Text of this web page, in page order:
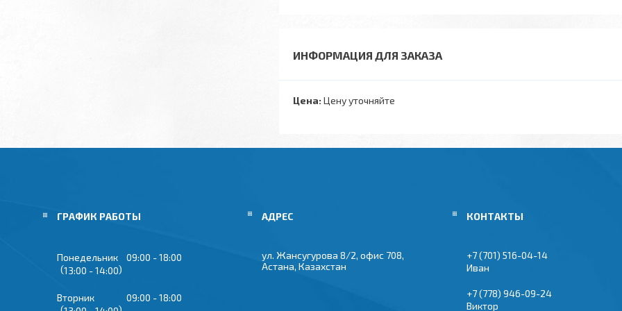
ИНФОРМАЦИЯ ДЛЯ ЗАКАЗА
Цена: Цену уточняйте
ГРАФИК РАБОТЫ
Понедельник 09:00
18:00
13:00
14:00
Вторник 09:00
18:00
ул. Жансугурова 8/2, офис 708,
Астана, Казахстан
+7 (701) 516-04-14
Иван
+7 (778) 946-09-24
Виктор